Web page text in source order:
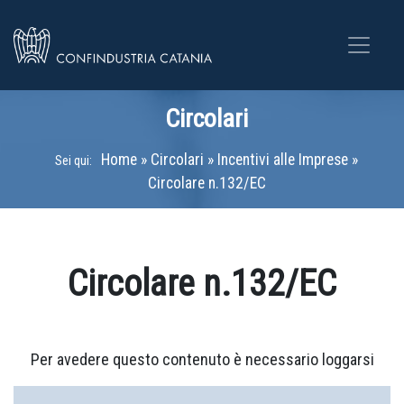
Circolari
Sei qui: Home » Circolari » Incentivi alle Imprese »
Circolare n.132/EC
Circolare n.132/EC
Per avedere questo contenuto è necessario loggarsi